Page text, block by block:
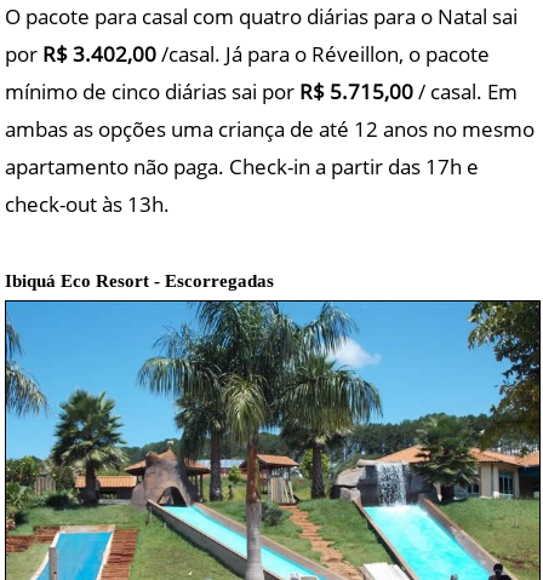
O pacote para casal com quatro diárias para o Natal sai
por R$ 3.402,00/casal. Já para o Réveillon, o pacote
mínimo de cinco diárias sai por R$ 5.715,00/ casal. Em
ambas as opções uma criança de até 12 anos no mesmo
apartamento não paga. Check-in a partir das 17h e
check-out às 13h.
Ibiquá Eco Resort - Escorregadas